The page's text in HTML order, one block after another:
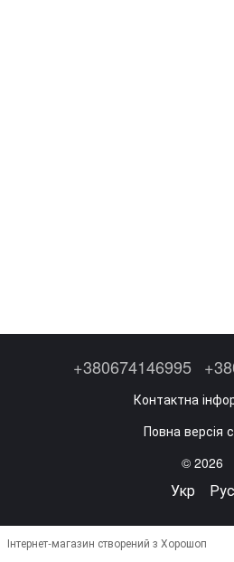
+380674146995
Контактна
Повна версія
© 2026
Укр Рус
Інтернет-магазин створений з Хорошоп